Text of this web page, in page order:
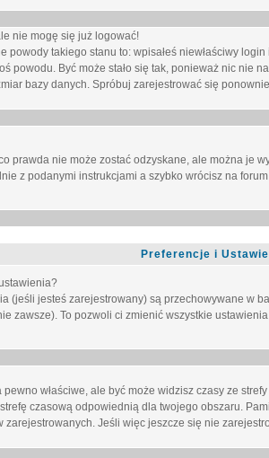
nie mogę się już logować!
powody takiego stanu to: wpisałeś niewłaściwy
powodu. Być może stało się tak, ponieważ nic nie
bazy danych. Spróbuj zarejestrować się
prawda nie może zostać odzyskane, ale można je
z podanymi instrukcjami a szybko wrócisz na forum
Preferencje i
(jeśli jesteś zarejestrowany) są przechowywane w
zawsze). To pozwoli ci zmienić wszystkie
pewno właściwe, ale być może widzisz czasy ze
czasową odpowiednią dla twojego obszaru.
Jeśli więc jeszcze się nie